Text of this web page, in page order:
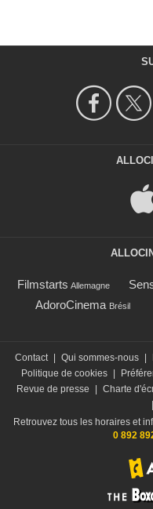
Filmstarts Allemagne
AdoroCinema Brésil
Contact | Qui sommes-nous |
Politique de cookies |
Revue de presse
| Charte
|
Retrouvez tous les horaires et
0 892